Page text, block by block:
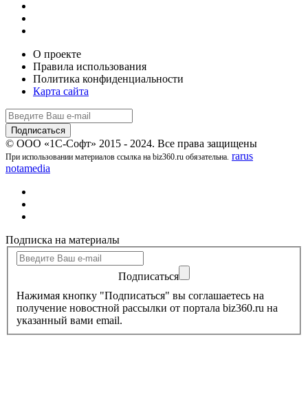
О проекте
Правила использования
Политика конфиденциальности
Карта сайта
© ООО «1С-Софт» 2015 - 2024. Все права защищены
При использовании материалов ссылка на biz360.ru обязательна. rarus
notamedia
Подписка на материалы
Подписаться
Нажимая кнопку "Подписаться" вы соглашаетесь на
получение новостной рассылки от портала biz360.ru на
указанный вами email.